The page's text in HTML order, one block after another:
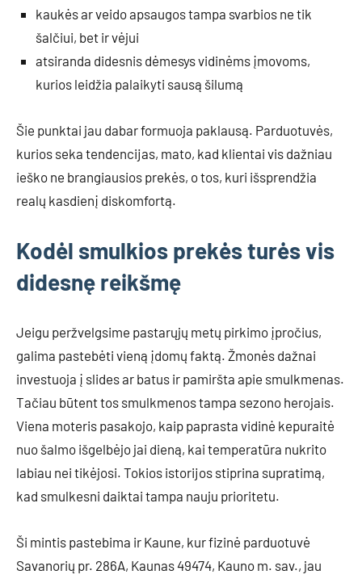
kaukės ar veido apsaugos tampa svarbios ne tik
šalčiui, bet ir vėjui
atsiranda didesnis dėmesys vidinėms įmovoms,
kurios leidžia palaikyti sausą šilumą
Šie punktai jau dabar formuoja paklausą. Parduotuvės,
kurios seka tendencijas, mato, kad klientai vis dažniau
ieško ne brangiausios prekės, o tos, kuri išsprendžia
realų kasdienį diskomfortą.
Kodėl smulkios prekės turės vis
didesnę reikšmę
Jeigu peržvelgsime pastarųjų metų pirkimo įpročius,
galima pastebėti vieną įdomų faktą. Žmonės dažnai
investuoja į slides ar batus ir pamiršta apie smulkmenas.
Tačiau būtent tos smulkmenos tampa sezono herojais.
Viena moteris pasakojo, kaip paprasta vidinė kepuraitė
nuo šalmo išgelbėjo jai dieną, kai temperatūra nukrito
labiau nei tikėjosi. Tokios istorijos stiprina supratimą,
kad smulkesni daiktai tampa nauju prioritetu.
Ši mintis pastebima ir Kaune, kur fizinė parduotuvė
Savanorių pr. 286A, Kaunas 49474, Kauno m. sav., jau